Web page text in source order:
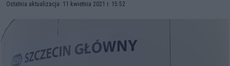
Ostatnia aktualizacja: 11 kwietnia 2021 r. 15:52